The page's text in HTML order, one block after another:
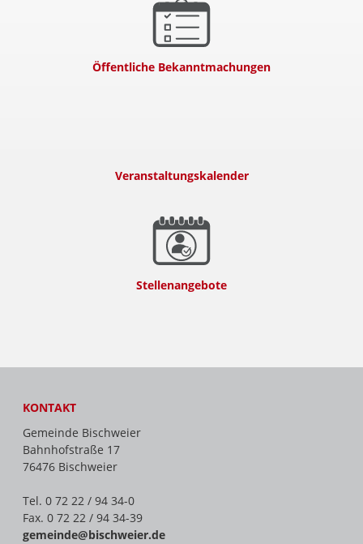
Öffentliche Bekanntmachungen
Veranstaltungskalender
Stellenangebote
KONTAKT
Gemeinde Bischweier
Bahnhofstraße 17
76476 Bischweier
Tel. 0 72 22 / 94 34-0
Fax. 0 72 22 / 94 34-39
gemeinde@bischweier.de